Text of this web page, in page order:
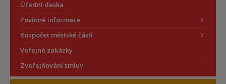
Úřední deska
Povinné informace
Rozpočet městské části
Veřejné zakázky
Zveřejňování smluv